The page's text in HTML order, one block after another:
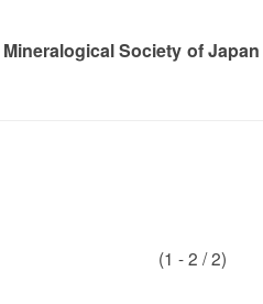
Society of Japan
(1 - 2 / 2)